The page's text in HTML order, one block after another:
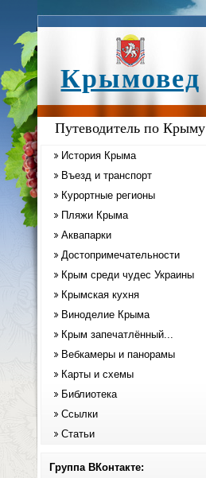
Крымовед
Путеводитель по Крыму
История Крыма
Въезд и транспорт
Курортные регионы
Пляжи Крыма
Аквапарки
Достопримечательности
Крым среди чудес Украины
Крымская кухня
Виноделие Крыма
Крым запечатлённый...
Вебкамеры и панорамы
Карты и схемы
Библиотека
Ссылки
Статьи
Группа ВКонтакте: